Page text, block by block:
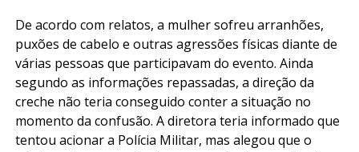
De acordo com relatos, a mulher sofreu arranhões,
puxões de cabelo e outras agressões físicas diante de
várias pessoas que participavam do evento. Ainda
segundo as informações repassadas, a direção da
creche não teria conseguido conter a situação no
momento da confusão. A diretora teria informado que
tentou acionar a Polícia Militar, mas alegou que o